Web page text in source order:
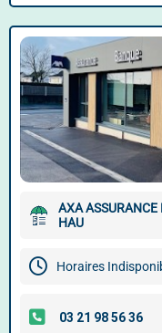
AXA ASSURANCE
HAU
Horaires